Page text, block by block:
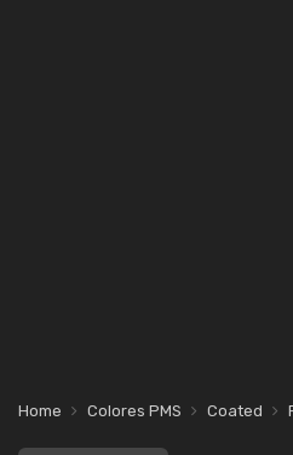
Home Colores PMS Coated